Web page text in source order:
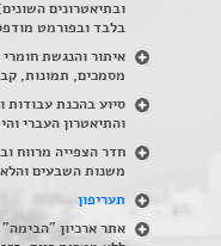
ובתיאטרונים
בלבד ובפורמט
איתור והנגשת חומרי
מסמכים, תמונות,
סיוע בהכנת
והתיאטרון העברי
משנות השבעים
תעריפון
אתר ארכיון "הבימה"